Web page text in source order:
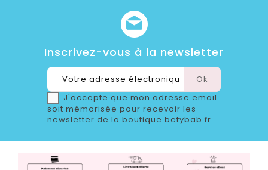
Inscrivez-vous à la newsletter
J'accepte que mon adresse email
soit mémorisée pour recevoir les
newsletter de la boutique betybab.fr